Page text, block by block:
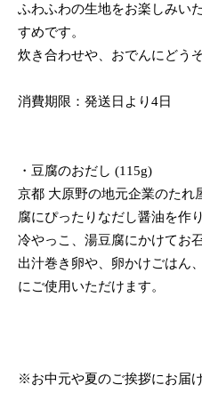
ふわふわの生地をお楽しみい
すめです。
炊き合わせや、おでんにどうぞ
消費期限：発送日より4日
・豆腐のおだし (115g)
京都 大原野の地元企業のたれ
腐にぴったりなだし醤油を作
冷やっこ、湯豆腐にかけてお
出汁巻き卵や、卵かけごはん
にご使用いただけます。
※お中元や夏のご挨拶にお届